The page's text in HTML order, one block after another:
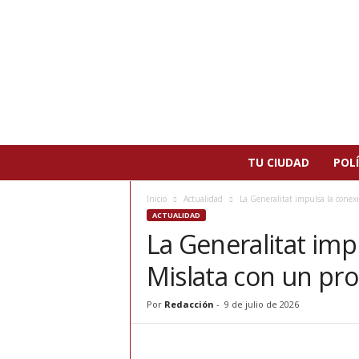
TU CIUDAD
Inicio Actualidad La Generalitat impulsa la
ACTUALIDAD
La Generalitat
Mislata con un
Por Redacción - 9 de julio de 2026